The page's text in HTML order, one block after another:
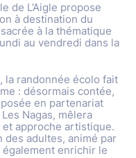
de L’Aigle propose
à destination du
à la thématique
au vendredi dans la
randonnée écolo fait
: désormais contée,
en partenariat
Nagas, mêlera
et approche artistique.
des adultes, animé par
également enrichir le